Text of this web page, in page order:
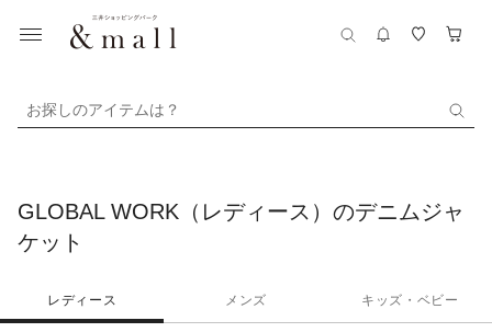
お探しのアイテムは？
GLOBAL WORK（レディース）のデニムジャ
ケット
レディース メンズ キッズ・ベビー